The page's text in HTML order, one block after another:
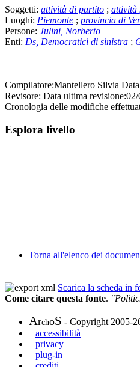
Soggetti: attività di partito ; attività
Luoghi: Piemonte ; provincia di
Persone: Julini, Norberto
Enti: Ds, Democratici di sinistra ;
Compilatore:Mantellero Silvia
Revisore: Data ultima revisione:02/
Cronologia delle modifiche
Esplora livello
Torna all'elenco dei
Scarica la scheda in
Come citare questa fonte.
ArchoS - Copyright 2005-
| accessibilità
| privacy
| plug-in